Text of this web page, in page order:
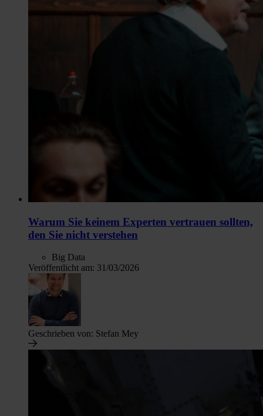
Warum Sie keinem Experten vertrauen sollten,
den Sie nicht verstehen
Big Data
Veröffentlicht am: 31/03/2026
Geschrieben von: Stefan Mey